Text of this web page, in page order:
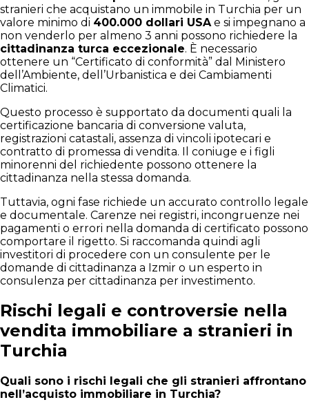
stranieri che acquistano un immobile in Turchia per un
valore minimo di 400.000 dollari USA e si impegnano a
non venderlo per almeno 3 anni possono richiedere la
cittadinanza turca eccezionale. È necessario
ottenere un “Certificato di conformità” dal Ministero
dell’Ambiente, dell’Urbanistica e dei Cambiamenti
Climatici.
Questo processo è supportato da documenti quali la
certificazione bancaria di conversione valuta,
registrazioni catastali, assenza di vincoli ipotecari e
contratto di promessa di vendita. Il coniuge e i figli
minorenni del richiedente possono ottenere la
cittadinanza nella stessa domanda.
Tuttavia, ogni fase richiede un accurato controllo legale
e documentale. Carenze nei registri, incongruenze nei
pagamenti o errori nella domanda di certificato possono
comportare il rigetto. Si raccomanda quindi agli
investitori di procedere con un consulente per le
domande di cittadinanza a Izmir o un esperto in
consulenza per cittadinanza per investimento.
Rischi legali e controversie nella
vendita immobiliare a stranieri in
Turchia
Quali sono i rischi legali che gli stranieri affrontano
nell’acquisto immobiliare in Turchia?